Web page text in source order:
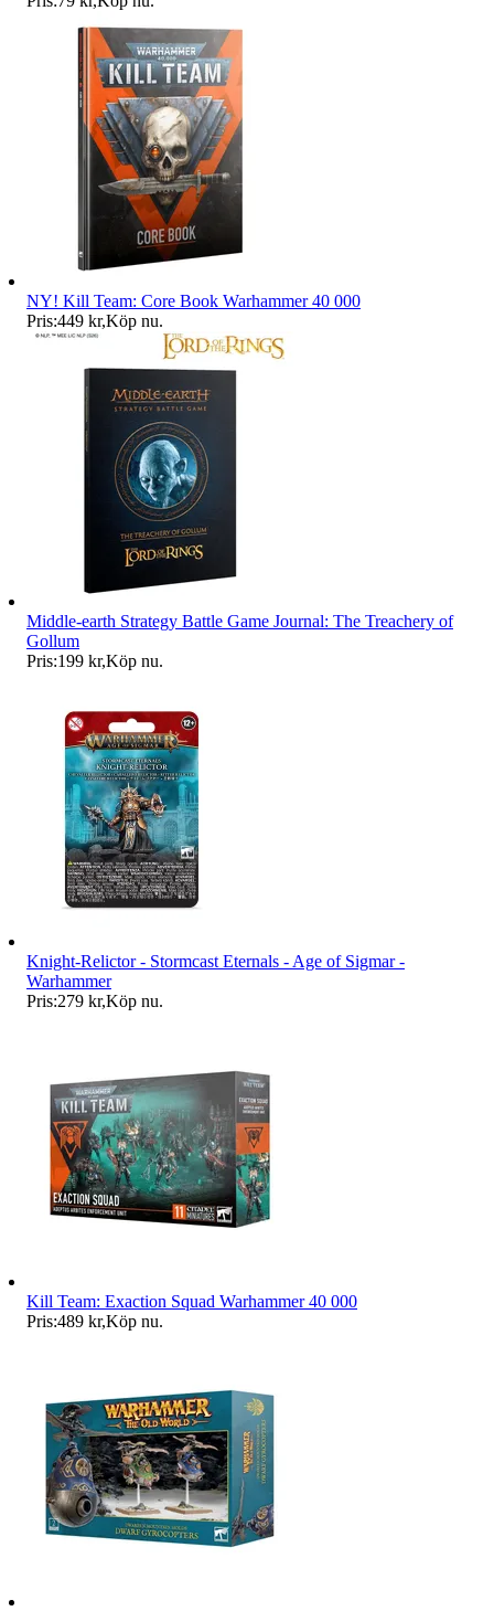
NY! Kill Team: Core Book Warhammer 40 000
Pris:449 kr,Köp nu.
Middle-earth Strategy Battle Game Journal: The Treachery of
Gollum
Pris:199 kr,Köp nu.
Knight-Relictor - Stormcast Eternals - Age of Sigmar -
Warhammer
Pris:279 kr,Köp nu.
Kill Team: Exaction Squad Warhammer 40 000
Pris:489 kr,Köp nu.